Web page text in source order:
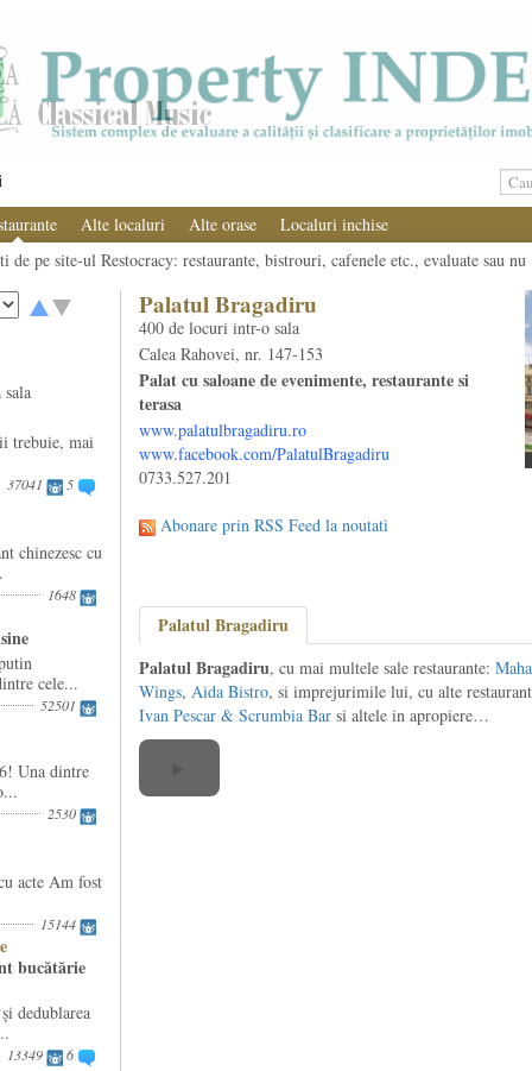
Alte localuri Alte orase
Localuri inchise
de pe site-ul Restocracy: restaurante, bistrouri, cafenele etc., evaluate sau nu
trebuie, mai
37041 5
chinezesc cu
1648
cele...
52501
Una dintre
2530
acte Am fost
15144
bucătărie
dedublarea
13349 6
Palatul Bragadiru
400 de locuri intr-o sala
Calea Rahovei, nr. 147-153
Palat cu saloane de evenimente, restaurante si
terasa
www.palatulbragadiru.ro
www.facebook.com/PalatulBragadiru
0733.527.201
Abonare prin RSS Feed la noutati
Palatul Bragadiru
Palatul Bragadiru, cu mai multele sale restaurante:
Wings, Aida Bistro, si imprejurimile lui, cu alte
Ivan Pescar & Scrumbia Barsi altele in apropiere…